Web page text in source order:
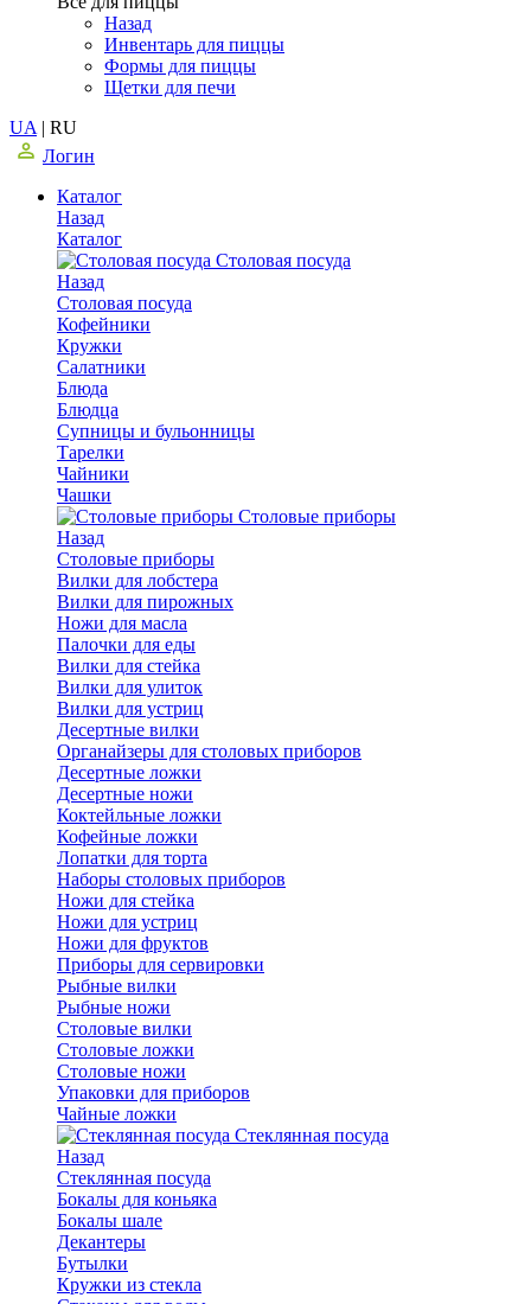
Назад
Инвентарь для пиццы
Формы для пиццы
Щетки для печи
UA | RU
Логин
Каталог
Назад
Каталог
Столовая посуда
Назад
Столовая посуда
Кофейники
Кружки
Салатники
Блюда
Блюдца
Супницы и бульонницы
Тарелки
Чайники
Чашки
Cтоловые приборы
Назад
Cтоловые приборы
Вилки для лобстера
Вилки для пирожных
Ножи для масла
Палочки для еды
Вилки для стейка
Вилки для улиток
Вилки для устриц
Десертные вилки
Органайзеры для столовых приборов
Десертные ложки
Десертные ножи
Коктейльные ложки
Кофейные ложки
Лопатки для торта
Наборы столовых приборов
Ножи для стейка
Ножи для устриц
Ножи для фруктов
Приборы для сервировки
Рыбные вилки
Рыбные ножи
Столовые вилки
Столовые ложки
Столовые ножи
Упаковки для приборов
Чайные ложки
Стеклянная посуда
Назад
Стеклянная посуда
Бокалы для коньяка
Бокалы шале
Декантеры
Бутылки
Кружки из стекла